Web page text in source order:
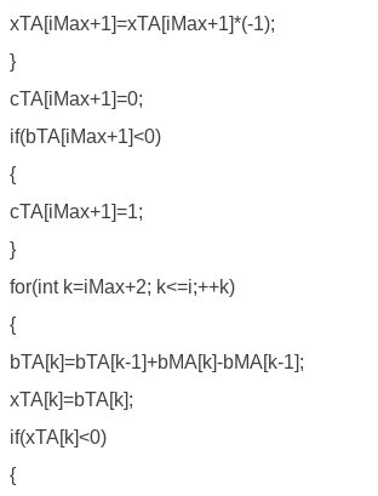
xTA[iMax+1]=xTA[iMax+1]*(-1);
}
cTA[iMax+1]=0;
if(bTA[iMax+1]<0)
{
cTA[iMax+1]=1;
}
for(int k=iMax+2; k<=i;++k)
{
bTA[k]=bTA[k-1]+bMA[k]-bMA[k-1];
xTA[k]=bTA[k];
if(xTA[k]<0)
{